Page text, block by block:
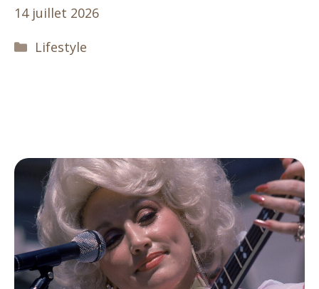
14 juillet 2026
Catégories
Lifestyle